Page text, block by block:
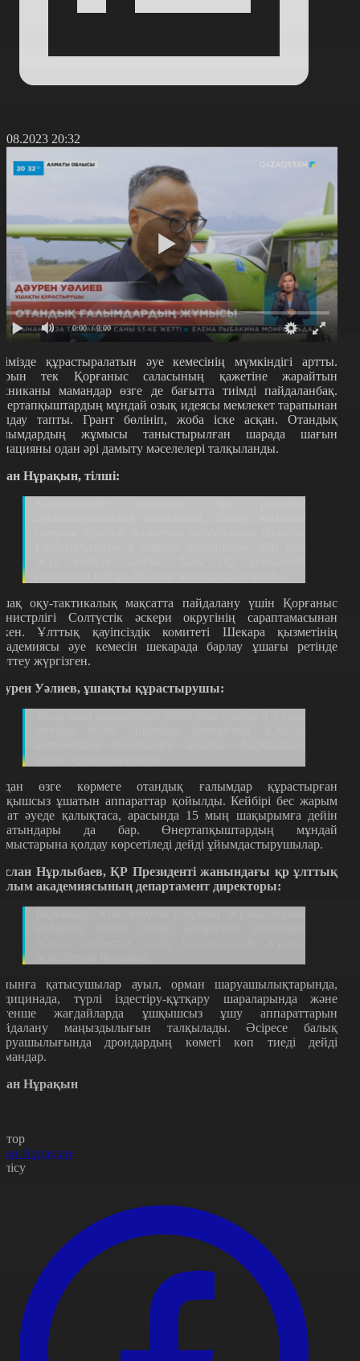
20:32
0:00 / 0:00
құрастыралатын әуе кемесінің мүмкіндігі артты.
тек Қорғаныс саласының қажетіне жарайтын
мамандар өзге де бағытта тиімді пайдаланбақ.
мұндай озық идеясы мемлекет тарапынан
тапты. Грант бөлініп, жоба іске асқан. Отандық
жұмысы таныстырылған шарада шағын
одан әрі дамыту мәселелері талқыланды.
Нұрақын, тілші:
оқу-тактикалық мақсатта пайдалану үшін Қорғаныс
Солтүстік әскери округінің сараптамасынан
Ұлттық қауіпсіздік комитеті Шекара қызметінің
әуе кемесін шекарада барлау ұшағы ретінде
жүргізген.
Уәлиев, ұшақты құрастырушы:
өзге көрмеге отандық ғалымдар құрастырған
ұшатын аппараттар қойылды. Кейбірі бес жарым
әуеде қалықтаса, арасында 15 мың шақырымға дейін
да бар. Өнертапқыштардың мұндай
қолдау көрсетіледі дейді ұйымдастырушылар.
Нұрлыбаев, ҚР Президенті жанындағы қр ұлттық
академиясының департамент директоры:
қатысушылар ауыл, орман шаруашылықтарында,
түрлі іздестіру-құтқару шараларында және
жағдайларда ұшқышсыз ұшу аппараттарын
маңыздылығын талқылады. Әсіресе балық
дрондардың көмегі көп тиеді дейді
Нұрақын
Нұрақын